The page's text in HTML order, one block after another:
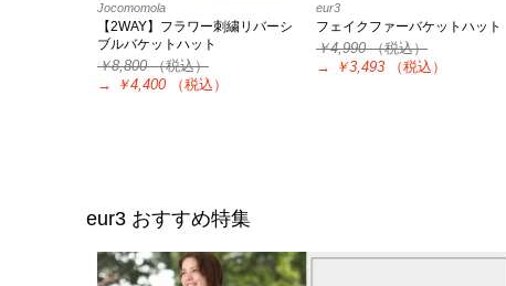
Jocomomola
【2WAY】フラワー刺繍リバーシ
ブルバケットハット
￥8,800（税込）
→
￥4,400 （税込）
eur3
フェイクファーバケットハット
￥4,990（税込）
→
￥3,493 （税込）
eur3 おすすめ特集